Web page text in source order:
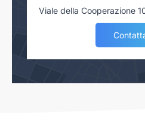
Viale della Cooperazione